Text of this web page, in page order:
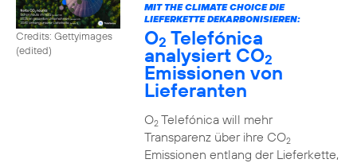
Credits: Gettyimages
(edited)
MIT THE CLIMATE CHOICE DIE
LIEFERKETTE DEKARBONISIEREN:
O2 Telefónica
analysiert CO2
Emissionen von
Lieferanten
O2Telefónica will mehr
Transparenz über ihre CO2
Emissionen entlang der Lieferkette,